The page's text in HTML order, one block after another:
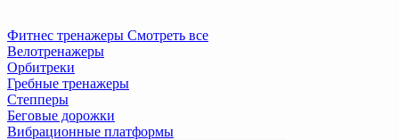
Фитнес тренажеры Смотреть все
Велотренажеры
Орбитреки
Гребные тренажеры
Степперы
Беговые дорожки
Вибрационные платформы